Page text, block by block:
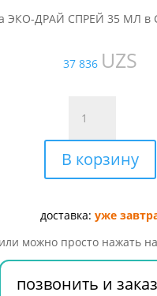
ЭКО-ДРАЙ СПРЕЙ 35 МЛ в
37 836 UZS
товара
ЭКО-
ДРАЙ
СПРЕЙ
МЛ
В корзину
доставка:уже
или можно просто нажать
позвонить и